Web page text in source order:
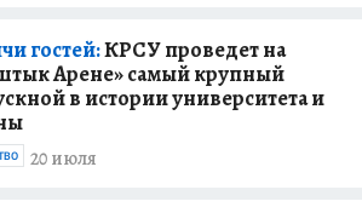
гостей:КРСУ проведет на
Арене» самый крупный
в истории университета и
20 июля